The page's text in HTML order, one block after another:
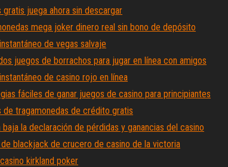
gratis juega ahora sin descargar
mega joker dinero real sin bono de depósito
de vegas salvaje
juegos de borrachos para jugar en línea con amigos
de casino rojo en línea
fáciles de ganar juegos de casino para principiantes
de tragamonedas de crédito gratis
baja la declaración de pérdidas y ganancias del casino
de blackjack de crucero de casino de la victoria
kirkland poker